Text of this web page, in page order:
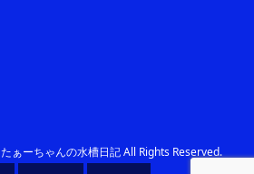
たぁーちゃんの水槽日記All Rights Reserved.